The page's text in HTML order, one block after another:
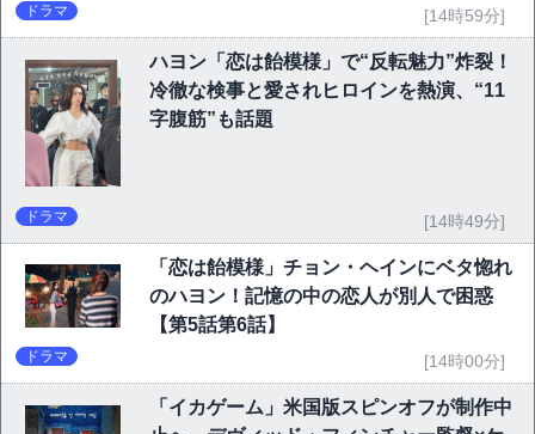
ドラマ [14時59分]
ハヨン「恋は飴模様」で“反転魅力”炸裂！
冷徹な検事と愛されヒロインを熱演、“11
字腹筋”も話題
ドラマ [14時49分]
「恋は飴模様」チョン・ヘインにベタ惚れ
のハヨン！記憶の中の恋人が別人で困惑
【第5話第6話】
ドラマ [14時00分]
「イカゲーム」米国版スピンオフが制作中